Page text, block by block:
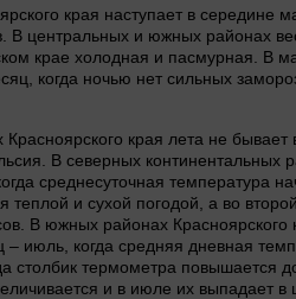
края наступает в середине
В центральных и южных районах
крае холодная и пасмурная. В
когда ночью нет сильных
Красноярского края лета не
В северных континентальных
среднесуточная температура
теплой и сухой погодой, а во
В южных районах
июль, когда средняя дневная
столбик термометра повышается
и в июле их выпадает